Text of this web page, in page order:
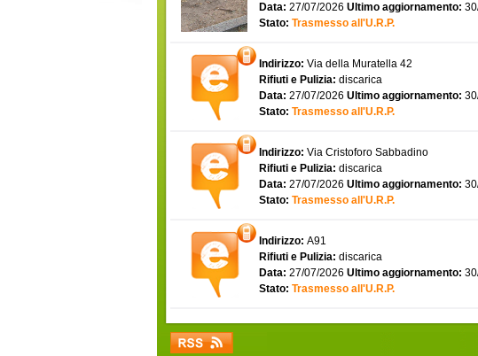
Data: 27/07/2026 Ultimo aggiornamento:
Stato: Trasmesso all'U.R.P.
Indirizzo: Via della Muratella 42
Rifiuti e Pulizia: discarica
Data: 27/07/2026 Ultimo aggiornamento:
Stato: Trasmesso all'U.R.P.
Indirizzo: Via Cristoforo Sabbadino
Rifiuti e Pulizia: discarica
Data: 27/07/2026 Ultimo aggiornamento:
Stato: Trasmesso all'U.R.P.
Indirizzo: A91
Rifiuti e Pulizia: discarica
Data: 27/07/2026 Ultimo aggiornamento:
Stato: Trasmesso all'U.R.P.